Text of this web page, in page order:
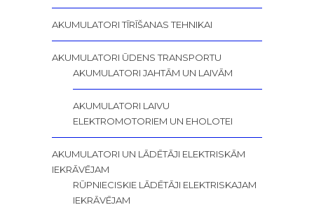
AKUMULATORI TĪRĪŠANAS TEHNIKAI
AKUMULATORI ŪDENS TRANSPORTU
AKUMULATORI JAHTĀM UN LAIVĀM
AKUMULATORI LAIVU
ELEKTROMOTORIEM UN EHOLOTEI
AKUMULATORI UN LĀDĒTĀJI ELEKTRISKĀM
IEKRĀVĒJAM
RŪPNIECISKIE LĀDĒTĀJI ELEKTRISKAJAM
IEKRĀVĒJAM